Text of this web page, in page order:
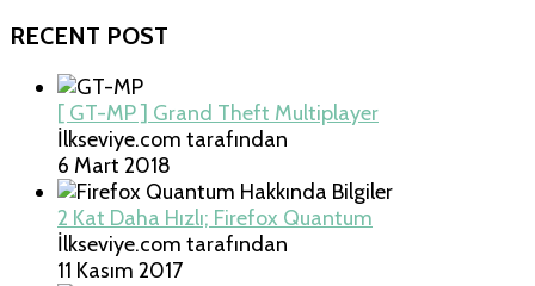
RECENT POST
[ GT-MP ] Grand Theft Multiplayer
İlkseviye.com tarafından
6 Mart 2018
2 Kat Daha Hızlı; Firefox Quantum
İlkseviye.com tarafından
11 Kasım 2017